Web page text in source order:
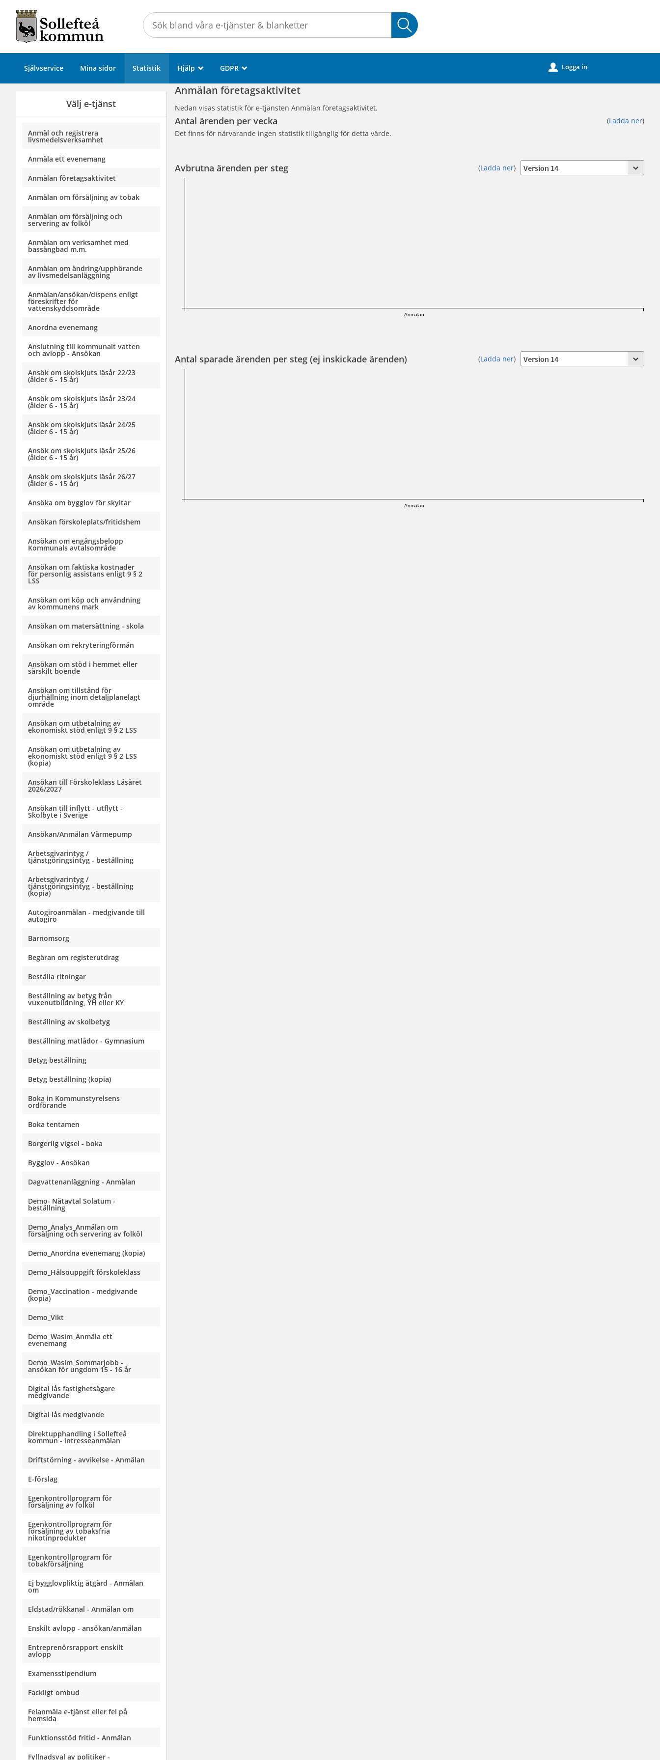
Självservice
kommun
Självservice Mina sidor Statistik Hjälp _ GDPR _ u Logga in
Välj e-tjänst
Anmäl och registrera
livsmedelsverksamhet
Anmäla ett evenemang
Anmälan företagsaktivitet
Anmälan om försäljning av tobak
Anmälan om försäljning och
servering av folköl
Anmälan om verksamhet med
bassängbad m.m.
Anmälan om ändring/upphörande
av livsmedelsanläggning
Anmälan/ansökan/dispens enligt
föreskrifter för
vattenskyddsområde
Anordna evenemang
Anslutning till kommunalt vatten
och avlopp - Ansökan
Ansök om skolskjuts läsår 22/23
(ålder 6 - 15 år)
Ansök om skolskjuts läsår 23/24
(ålder 6 - 15 år)
Ansök om skolskjuts läsår 24/25
(ålder 6 - 15 år)
Ansök om skolskjuts läsår 25/26
(ålder 6 - 15 år)
Ansök om skolskjuts läsår 26/27
(ålder 6 - 15 år)
Ansöka om bygglov för skyltar
Ansökan förskoleplats/fritidshem
Ansökan om engångsbelopp
Kommunals avtalsområde
Ansökan om faktiska kostnader
för personlig assistans enligt 9 § 2
LSS
Ansökan om köp och användning
av kommunens mark
Ansökan om matersättning - skola
Ansökan om rekryteringförmån
Ansökan om stöd i hemmet eller
särskilt boende
Ansökan om tillstånd för
djurhållning inom detaljplanelagt
område
Ansökan om utbetalning av
ekonomiskt stöd enligt 9 § 2 LSS
Ansökan om utbetalning av
ekonomiskt stöd enligt 9 § 2 LSS
(kopia)
Ansökan till Förskoleklass Läsåret
2026/2027
Ansökan till inflytt - utflytt -
Skolbyte i Sverige
Ansökan/Anmälan Värmepump
Arbetsgivarintyg /
tjänstgöringsintyg - beställning
Arbetsgivarintyg /
tjänstgöringsintyg - beställning
(kopia)
Autogiroanmälan - medgivande till
autogiro
Barnomsorg
Begäran om registerutdrag
Beställa ritningar
Beställning av betyg från
vuxenutbildning, YH eller KY
Beställning av skolbetyg
Beställning matlådor - Gymnasium
Betyg beställning
Betyg beställning (kopia)
Boka in Kommunstyrelsens
ordförande
Boka tentamen
Borgerlig vigsel - boka
Bygglov - Ansökan
Dagvattenanläggning - Anmälan
Demo- Nätavtal Solatum -
beställning
Demo_Analys_Anmälan om
försäljning och servering av folköl
Demo_Anordna evenemang (kopia)
Demo_Hälsouppgift förskoleklass
Demo_Vaccination - medgivande
(kopia)
Demo_Vikt
Demo_Wasim_Anmäla ett
evenemang
Demo_Wasim_Sommarjobb -
ansökan för ungdom 15 - 16 år
Digital lås fastighetsägare
medgivande
Digital lås medgivande
Direktupphandling i Sollefteå
kommun - intresseanmälan
Driftstörning - avvikelse - Anmälan
E-förslag
Egenkontrollprogram för
försäljning av folköl
Egenkontrollprogram för
försäljning av tobaksfria
nikotinprodukter
Egenkontrollprogram för
tobakförsäljning
Ej bygglovpliktig åtgärd - Anmälan
om
Eldstad/rökkanal - Anmälan om
Enskilt avlopp - ansökan/anmälan
Entreprenörsrapport enskilt
avlopp
Examensstipendium
Fackligt ombud
Felanmäla e-tjänst eller fel på
hemsida
Funktionsstöd fritid - Anmälan
Fyllnadsval av politiker -
Anmälan företagsaktivitet
Nedan visas statistik för e-tjänsten Anmälan företagsaktivitet.
Antal ärenden per vecka (Ladda ner)
Det finns för närvarande ingen statistik tillgänglig för detta värde.
Avbrutna ärenden per steg (Ladda ner)
Anmälan
Antal sparade ärenden per steg (ej inskickade ärenden) (Ladda ner)
Anmälan